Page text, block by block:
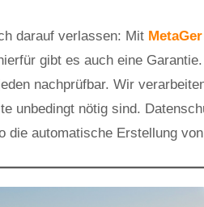
darauf verlassen: Mit MetaGer
gibt es auch eine
nachprüfbar. Wir
unbedingt nötig sind.
die automatische Erstellung